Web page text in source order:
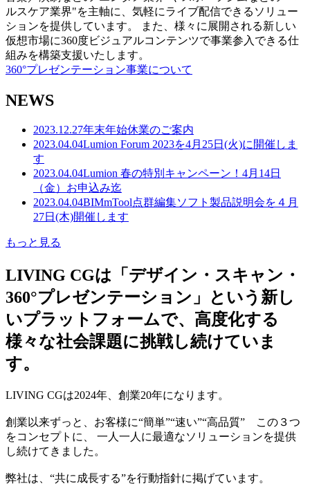
ルスケア業界"を主軸に、気軽にライブ配信できるソリュー
ションを提供しています。 また、様々に展開される新しい
仮想市場に360度ビジュアルコンテンツで事業参入できる仕
組みを構築支援いたします。
360°プレゼンテーション事業について
NEWS
2023.12.27年末年始休業のご案内
2023.04.04Lumion Forum 2023を4月25日(火)に開催しま
す
2023.04.04Lumion 春の特別キャンペーン！4月14日
（金）お申込み迄
2023.04.04BIMmTool点群編集ソフト製品説明会を４月
27日(木)開催します
もっと見る
LIVING CGは「デザイン・スキャン・
360°プレゼンテーション」という新し
いプラットフォームで、高度化する
様々な社会課題に挑戦し続けていま
す。
LIVING CGは2024年、創業20年になります。
創業以来ずっと、お客様に“簡単”“速い”“高品質” この３つ
をコンセプトに、 一人一人に最適なソリューションを提供
し続けてきました。
弊社は、“共に成長する”を行動指針に掲げています。